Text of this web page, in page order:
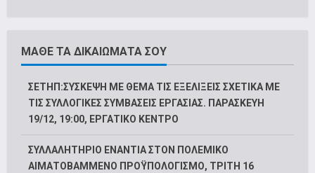
ΜΑΘΕ ΤΑ ΔΙΚΑΙΩΜΑΤΑ ΣΟΥ
ΣΕΤΗΠ:ΣΥΣΚΕΨΗ ΜΕ ΘΕΜΑ ΤΙΣ ΕΞΕΛΙΞΕΙΣ ΣΧΕΤΙΚΑ ΜΕ
ΤΙΣ ΣΥΛΛΟΓΙΚΕΣ ΣΥΜΒΑΣΕΙΣ ΕΡΓΑΣΙΑΣ. ΠΑΡΑΣΚΕΥΗ
19/12, 19:00, ΕΡΓΑΤΙΚΟ ΚΕΝΤΡΟ
ΣΥΛΛΑΛΗΤΗΡΙΟ ΕΝΑΝΤΙΑ ΣΤΟΝ ΠΟΛΕΜΙΚΟ
ΑΙΜΑΤΟΒΑΜΜΕΝΟ ΠΡΟΫΠΟΛΟΓΙΣΜΟ, ΤΡΙΤΗ 16